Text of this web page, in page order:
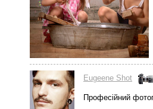
Eugeene Shot
Професійний